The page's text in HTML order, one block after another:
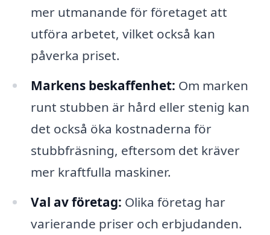
mer utmanande för företaget att
utföra arbetet, vilket också kan
påverka priset.
Markens beskaffenhet: Om marken
runt stubben är hård eller stenig kan
det också öka kostnaderna för
stubbfräsning, eftersom det kräver
mer kraftfulla maskiner.
Val av företag: Olika företag har
varierande priser och erbjudanden.